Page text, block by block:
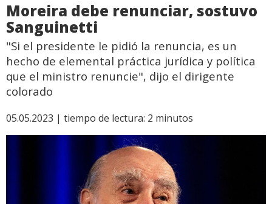
Moreira debe renunciar, sostuvo
Sanguinetti
"Si el presidente le pidió la renuncia, es un
hecho de elemental práctica jurídica y política
que el ministro renuncie", dijo el dirigente
colorado
05.05.2023 | tiempo de lectura: 2 minutos